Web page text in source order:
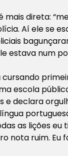
mais direta:
Aí ele se
estava num
cursando
escola
e declara
as lições eu
nota ruim. Eu